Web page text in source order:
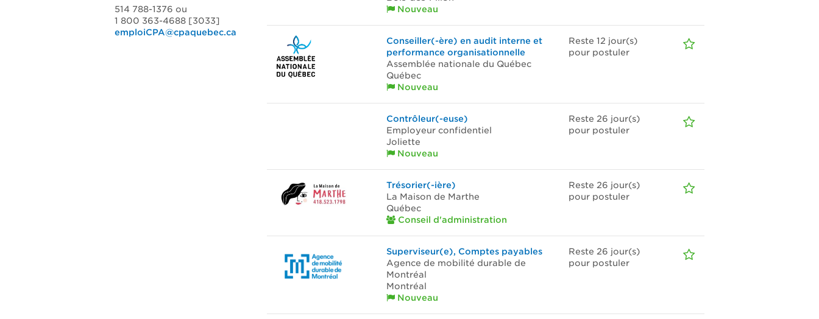
514 788-1376 ou
1 800 363-4688 [3033]
emploiCPA@cpaquebec.ca
Nouveau
Conseiller(-ère) en audit interne et
performance organisationnelle
Assemblée nationale du Québec
Québec
Nouveau
Reste 12 jour(s)
pour postuler
Contrôleur(-euse)
Employeur confidentiel
Joliette
Nouveau
Reste 26 jour(s)
pour postuler
Trésorier(-ière)
La Maison de Marthe
Québec
Conseil d'administration
Reste 26 jour(s)
pour postuler
Superviseur(e), Comptes payables
Agence de mobilité durable de
Montréal
Montréal
Nouveau
Reste 26 jour(s)
pour postuler